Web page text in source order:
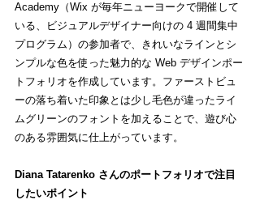
Academy（Wix が毎年ニューヨークで開催して
いる、ビジュアルデザイナー向けの 4 週間集中
プログラム）の参加者で、きれいなラインとシ
ンプルな色を使った魅力的な Web デザインポー
トフォリオを作成しています。ファーストビュ
ーの落ち着いた印象とは少し毛色が違ったライ
ムグリーンのフォントを加えることで、遊び心
のある雰囲気に仕上がっています。
Diana Tatarenko さんのポートフォリオで注目
したいポイント